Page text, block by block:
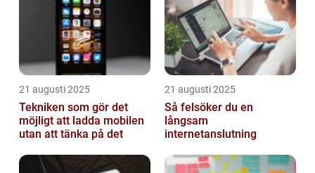
21 augusti 2025
Tekniken som gör det
möjligt att ladda mobilen
utan att tänka på det
21 augusti 2025
Så felsöker du en
långsam
internetanslutning